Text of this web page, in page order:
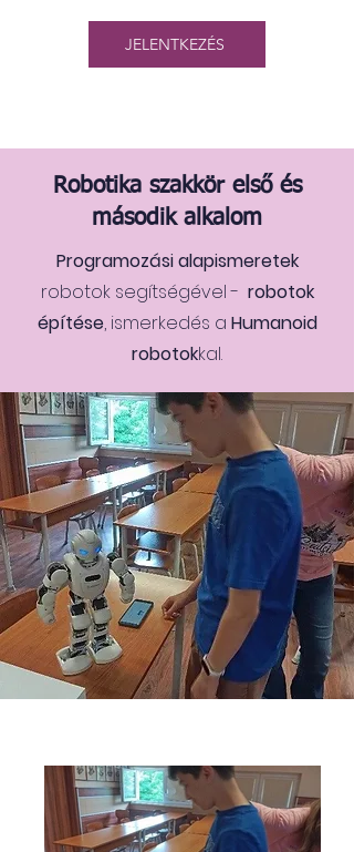
JELENTKEZÉS
Robotika szakkör első és
második alkalom
Programozási alapismeretek
robotok segítségével - robotok
építése, ismerkedés a Humanoid
robotokkal.